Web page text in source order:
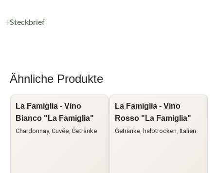
Steckbrief
Ähnliche Produkte
La Famiglia - Vino
Bianco "La Famiglia"
Chardonnay, Cuvée, Getränke
La Famiglia - Vino
Rosso "La Famiglia"
Getränke, halbtrocken, Italien